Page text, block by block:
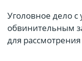
Уголовное дело
обвинительным
для